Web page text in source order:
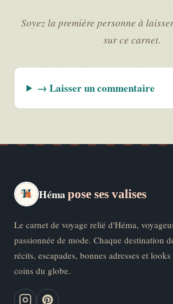
Soyez la première personne à
sur ce carnet.
→ Laisser un commentaire
Hémapose ses valises
Le carnet de voyage relié d'Héma,
passionnée de mode. Chaque destination
récits, escapades, bonnes adresses et
coins du globe.